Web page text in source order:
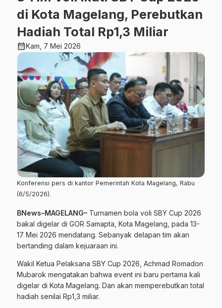
di Kota Magelang, Perebutkan
Hadiah Total Rp1,3 Miliar
calendar_monthKam, 7 Mei 2026
Konferensi pers di kantor Pemerintah Kota Magelang, Rabu
(6/5/2026).
BNews–MAGELANG– Turnamen bola voli SBY Cup 2026
bakal digelar di GOR Samapta, Kota Magelang, pada 13-
17 Mei 2026 mendatang. Sebanyak delapan tim akan
bertanding dalam kejuaraan ini.
Wakil Ketua Pelaksana SBY Cup 2026, Achmad Romadon
Mubarok mengatakan bahwa event ini baru pertama kali
digelar di Kota Magelang. Dan akan memperebutkan total
hadiah senilai Rp1,3 miliar.